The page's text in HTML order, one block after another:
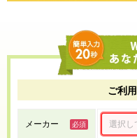
ご利
メーカー